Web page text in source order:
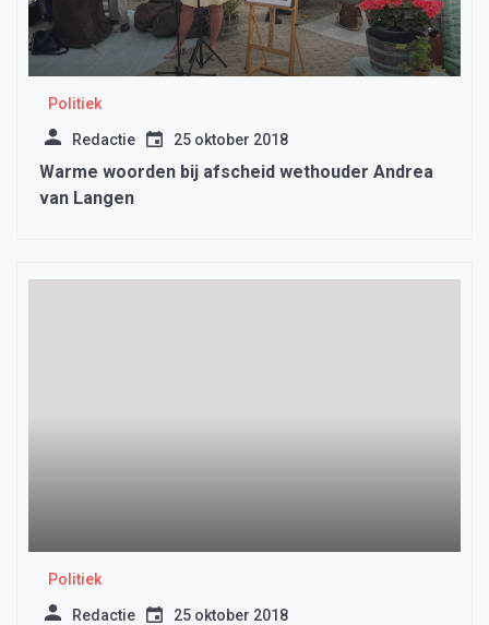
Politiek
Redactie 25 oktober 2018
Warme woorden bij afscheid wethouder Andrea
van Langen
Politiek
Redactie 25 oktober 2018